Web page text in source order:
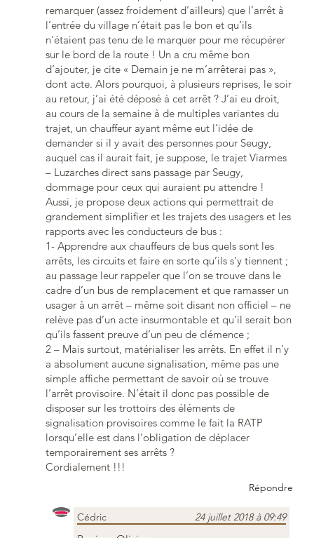
remarquer (assez froidement d’ailleurs) que l’arrêt à
l’entrée du village n’était pas le bon et qu’ils
n’étaient pas tenu de le marquer pour me récupérer
sur le bord de la route ! Un a cru même bon
d’ajouter, je cite « Demain je ne m’arrêterai pas »,
dont acte. Alors pourquoi, à plusieurs reprises, le soir
au retour, j’ai été déposé à cet arrêt ? J’ai eu droit,
au cours de la semaine à de multiples variantes du
trajet, un chauffeur ayant même eut l’idée de
demander si il y avait des personnes pour Seugy,
auquel cas il aurait fait, je suppose, le trajet Viarmes
– Luzarches direct sans passage par Seugy,
dommage pour ceux qui auraient pu attendre !
Aussi, je propose deux actions qui permettrait de
grandement simplifier et les trajets des usagers et les
rapports avec les conducteurs de bus :
1- Apprendre aux chauffeurs de bus quels sont les
arrêts, les circuits et faire en sorte qu’ils s’y tiennent ;
au passage leur rappeler que l’on se trouve dans le
cadre d’un bus de remplacement et que ramasser un
usager à un arrêt – même soit disant non officiel – ne
relève pas d’un acte insurmontable et qu’il serait bon
qu’ils fassent preuve d’un peu de clémence ;
2 – Mais surtout, matérialiser les arrêts. En effet il n’y
a absolument aucune signalisation, même pas une
simple affiche permettant de savoir où se trouve
l’arrêt provisoire. N’était il donc pas possible de
disposer sur les trottoirs des éléments de
signalisation provisoires comme le fait la RATP
lorsqu’elle est dans l’obligation de déplacer
temporairement ses arrêts ?
Cordialement !!!
Répondre
Cédric 24 juillet 2018 à 09:49